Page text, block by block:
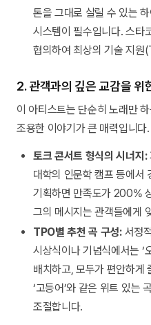
톤을 그대로 살릴 수 있는
시스템이 필수입니다. 스타
협의하여 최상의 기술 지
2. 관객과의 깊은 교감을 위
이 아티스트는 단순히 노래만
조용한 이야기가 큰 매력입니다.
토크 콘서트 형식의 시너지:
대학의 인문학 캠프 등에서
기획하면 만족도가 200%
그의 메시지는 관객들에게
TPO별 추천 곡 구성:서정
시상식이나 기념식에서는 ‘
배치하고, 모두가 편안하게
‘고등어’와 같은 위트 있는
조절합니다.